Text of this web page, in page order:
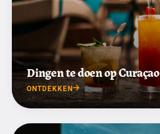
Dingen te doen op Curaçao
ONTDEKKEN